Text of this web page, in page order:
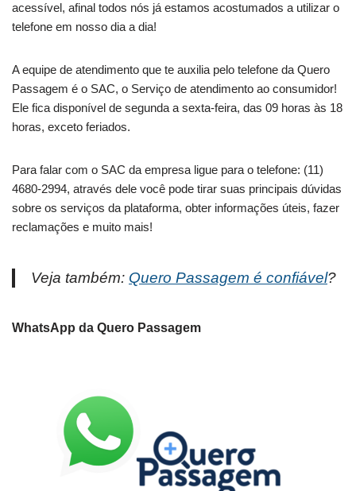
acessível, afinal todos nós já estamos acostumados a utilizar o
telefone em nosso dia a dia!
A equipe de atendimento que te auxilia pelo telefone da Quero
Passagem é o SAC, o Serviço de atendimento ao consumidor!
Ele fica disponível de segunda a sexta-feira, das 09 horas às 18
horas, exceto feriados.
Para falar com o SAC da empresa ligue para o telefone: (11)
4680-2994, através dele você pode tirar suas principais dúvidas
sobre os serviços da plataforma, obter informações úteis, fazer
reclamações e muito mais!
Veja também: Quero Passagem é confiável?
WhatsApp da Quero Passagem